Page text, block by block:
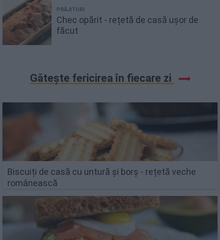
PRĂJITURI
Chec opărit - rețetă de casă ușor de
făcut
Gătește fericirea în fiecare zi
Biscuiți de casă cu untură și borș - rețetă veche
românească